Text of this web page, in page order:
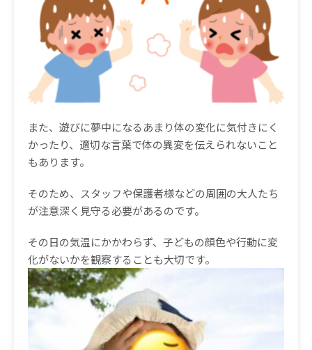
また、遊びに夢中になるあまり体の変化に気付きにく
かったり、適切な言葉で体の異変を伝えられないこと
もあります。
そのため、スタッフや保護者様などの周囲の大人たち
が注意深く見守る必要があるのです。
その日の気温にかかわらず、子どもの顔色や行動に変
化がないかを観察することも大切です。